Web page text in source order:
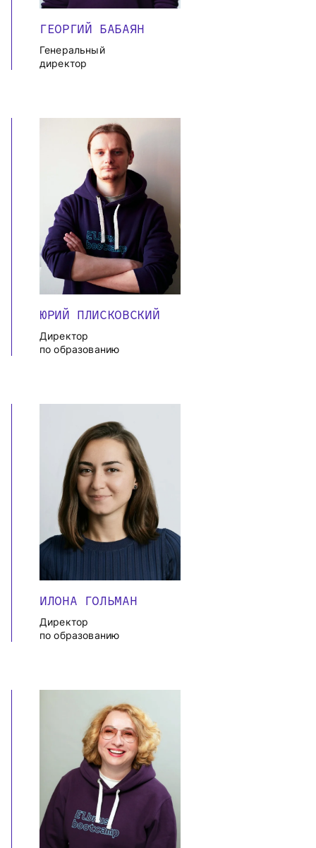
ГЕОРГИЙ БАБАЯН
Генеральный
директор
ЮРИЙ ПЛИСКОВСКИЙ
Директор
по образованию
ИЛОНА ГОЛЬМАН
Директор
по образованию